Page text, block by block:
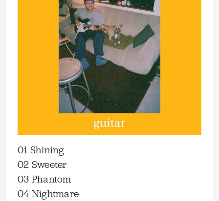
01 Shining
02 Sweeter
03 Phantom
04 Nightmare